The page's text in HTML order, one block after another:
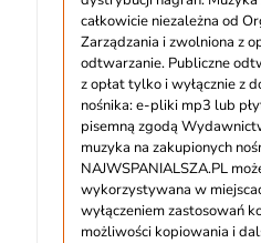
całkowicie niezależna od
Zarządzania i zwolniona z
odtwarzanie. Publiczne
z opłat tylko i wyłącznie z
nośnika: e-pliki mp3 lub
pisemną zgodą
muzyka na zakupionych
NAJWSPANIALSZA.PL
wykorzystywana w
wyłączeniem zastosowań
możliwości kopiowania i